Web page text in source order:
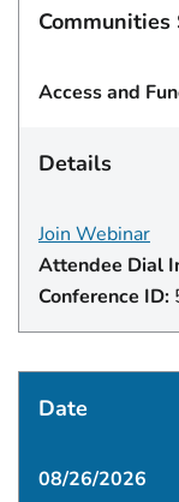
Communities
Access and
Details
Join Webinar
Attendee Dial
Conference ID:
Date
08/26/2026